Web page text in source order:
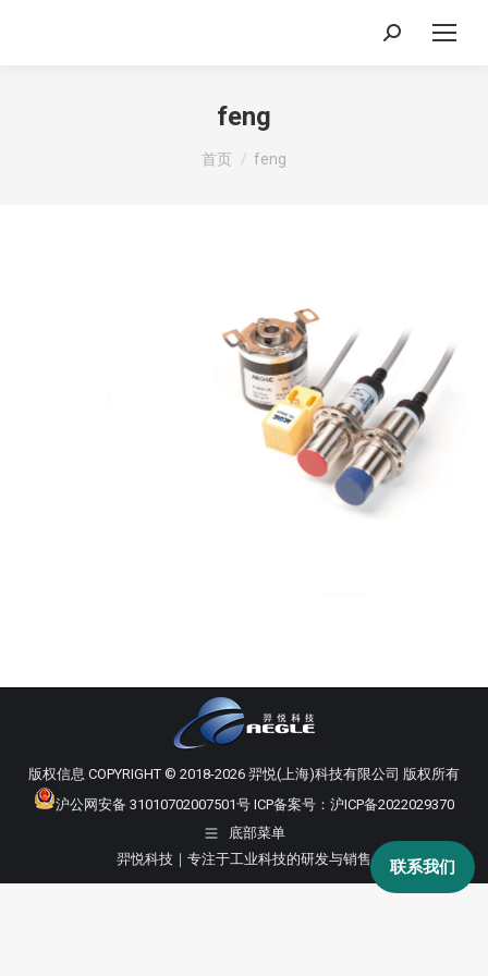
搜
feng
你在这里：
首页 feng
版权信息 COPYRIGHT © 2018-2026 羿悦(上海)科技有限公司 版权所有
沪公网安备 31010702007501号 ICP备案号： 沪ICP备2022029370
底部菜单
羿悦科技｜专注于工业科技的研发与销售
联系我们